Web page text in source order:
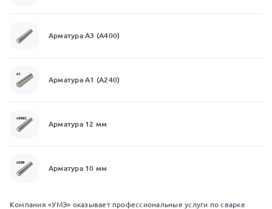
Арматура А3 (А400)
Арматура А1 (А240)
Арматура 12 мм
Арматура 10 мм
Компания «УМЭ» оказывает профессиональные услуги по сварке